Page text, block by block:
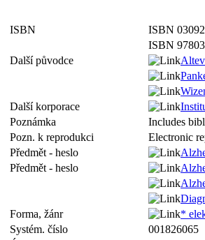
ISBN
ISBN
ISBN
Další původce
Další korporace
Poznámka
Includes
Pozn. k reprodukci
Electronic
Předmět - heslo
Předmět - heslo
Forma, žánr
*
Systém. číslo
001826065